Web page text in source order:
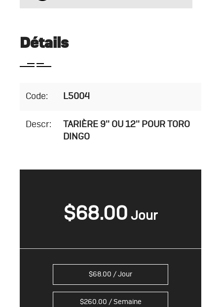
Détails
Code: L5004
Descr:
TARIÈRE 9'' OU 12'' POUR TORO
DINGO
$68.00
$68.00 / Jour
$260.00 / Semaine